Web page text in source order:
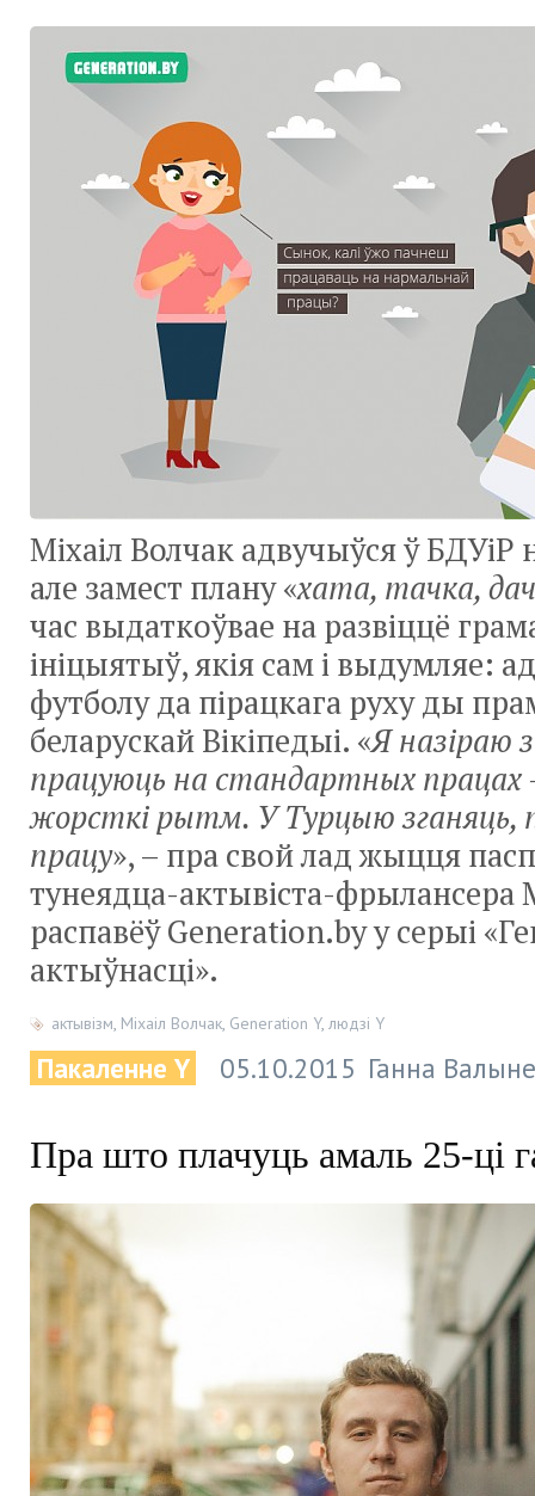
Міхаіл Волчак адвучыўся ў БДУіР
але замест плану «хата, тачка,
час выдаткоўвае на развіццё
ініцыятыў, якія сам і выдумляе:
футболу да пірацкага руху ды
беларускай Вікіпедыі. «Я назіраю
працуюць на стандартных працах
жорсткі рытм. У Турцыю зганяць,
працу», – пра свой лад жыцця
тунеядца-актывіста-фрылансера
распавёў Generation.by у серыі
актыўнасці».
актывізм, Міхаіл Волчак, Generation Y, людзі Y
Пакаленне Y 05.10.2015 Ганна
Пра што плачуць амаль 25-ці